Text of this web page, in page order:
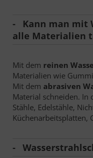
Kann man mit
alle Materialien
Mit dem reinen
Materialien wie
Mit dem abrasiven
Material schneiden. In
Stähle, Edelstähle,
Küchenarbeitsplatten,